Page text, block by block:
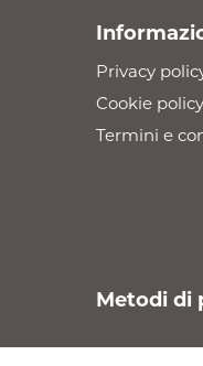
Privacy
Cookie policy
Termini e
Metodi di